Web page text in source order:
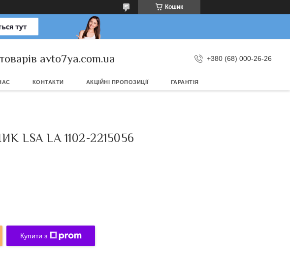
Кошик
avto7ya.com.ua +380 (68) 000-26-26
КОНТАКТИ АКЦІЙНІ ПРОПОЗИЦІЇ ГАРАНТІЯ
LSA LA 1102-2215056
Купити з